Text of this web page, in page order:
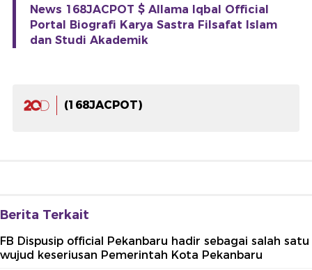
News 168JACPOT $ Allama Iqbal Official
Portal Biografi Karya Sastra Filsafat Islam
dan Studi Akademik
(168JACPOT)
Berita Terkait
FB Dispusip official Pekanbaru hadir sebagai salah satu
wujud keseriusan Pemerintah Kota Pekanbaru